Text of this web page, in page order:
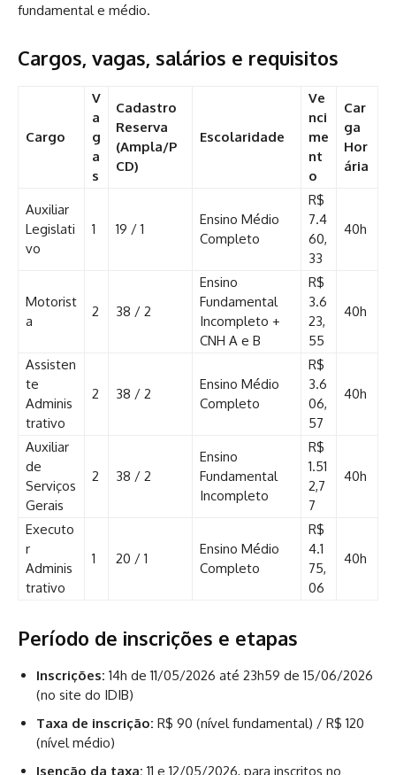
fundamental e médio.
Cargos, vagas, salários e requisitos
Cargo
V
a
g
a
s
Cadastro
Reserva
(Ampla/P
CD)
Escolaridade
Ve
nci
me
nt
o
Car
ga
Hor
ária
Auxiliar
Legislati
vo
1 19 / 1
Ensino Médio
Completo
R$
7.4
60,
33
40h
Motorist
a
2 38 / 2
Ensino
Fundamental
Incompleto +
CNH A e B
R$
3.6
23,
55
40h
Assisten
te
Adminis
trativo
2 38 / 2
Ensino Médio
Completo
R$
3.6
06,
57
40h
Auxiliar
de
Serviços
Gerais
2 38 / 2
Ensino
Fundamental
Incompleto
R$
1.51
2,7
7
40h
Executo
r
Adminis
trativo
1 20 / 1
Ensino Médio
Completo
R$
4.1
75,
06
40h
Período de inscrições e etapas
Inscrições: 14h de 11/05/2026 até 23h59 de 15/06/2026
(no site do IDIB)
Taxa de inscrição: R$ 90 (nível fundamental) / R$ 120
(nível médio)
Isenção da taxa: 11 e 12/05/2026, para inscritos no